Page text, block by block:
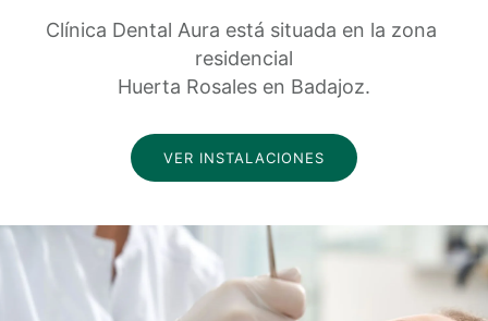
Clínica Dental Aura está situada en la zona
residencial
Huerta Rosales en Badajoz.
VER INSTALACIONES